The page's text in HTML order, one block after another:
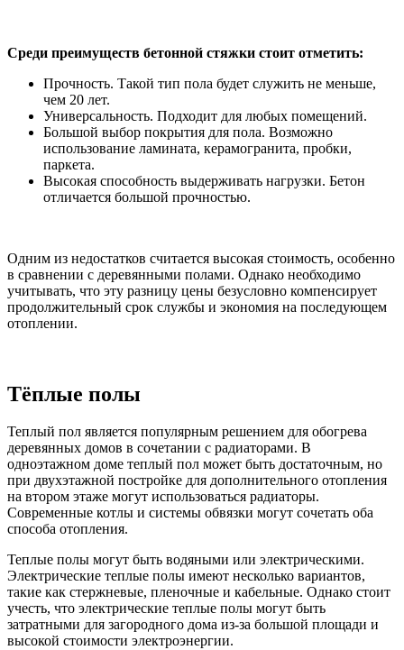
Среди преимуществ бетонной стяжки стоит отметить:
Прочность. Такой тип пола будет служить не меньше,
чем 20 лет.
Универсальность. Подходит для любых помещений.
Большой выбор покрытия для пола. Возможно
использование ламината, керамогранита, пробки,
паркета.
Высокая способность выдерживать нагрузки. Бетон
отличается большой прочностью.
Одним из недостатков считается высокая стоимость, особенно
в сравнении с деревянными полами. Однако необходимо
учитывать, что эту разницу цены безусловно компенсирует
продолжительный срок службы и экономия на последующем
отоплении.
Тёплые полы
Теплый пол является популярным решением для обогрева
деревянных домов в сочетании с радиаторами. В
одноэтажном доме теплый пол может быть достаточным, но
при двухэтажной постройке для дополнительного отопления
на втором этаже могут использоваться радиаторы.
Современные котлы и системы обвязки могут сочетать оба
способа отопления.
Теплые полы могут быть водяными или электрическими.
Электрические теплые полы имеют несколько вариантов,
такие как стержневые, пленочные и кабельные. Однако стоит
учесть, что электрические теплые полы могут быть
затратными для загородного дома из-за большой площади и
высокой стоимости электроэнергии.